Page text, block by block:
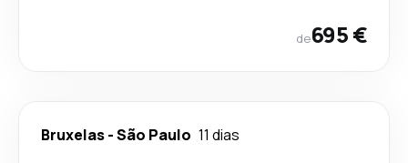
de695 €
Bruxelas-São Paulo 11 dias